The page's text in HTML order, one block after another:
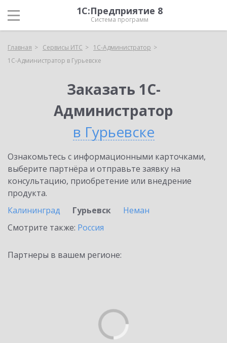
1С:Предприятие 8
Система программ
Главная Сервисы ИТС
1С-Администратор
1С-Администратор в Гурьевске
Заказать 1С-
Администратор
в Гурьевске
Ознакомьтесь с информационными карточками,
выберите партнёра и отправьте заявку на
консультацию, приобретение или внедрение
продукта.
Калининград
Гурьевск
Неман
Смотрите также: Россия
Партнеры в вашем регионе: